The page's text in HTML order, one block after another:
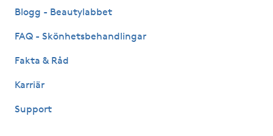
Kosmetisk tatuering
Kostrådgivning
Blogg - Beautylabbet
FAQ - Skönhetsbehandlingar
Fakta & Råd
Karriär
Support